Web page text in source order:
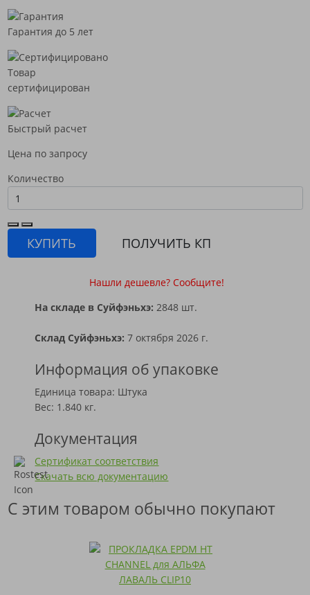
Гарантия до 5 лет
Товар
сертифицирован
Быстрый расчет
Цена по запросу
Количество
КУПИТЬ ПОЛУЧИТЬ КП
Нашли дешевле? Сообщите!
На складе в Суйфэньхэ: 2848 шт.
Склад Суйфэньхэ: 7 октября 2026 г.
Информация об упаковке
Единица товара: Штука
Вес: 1.840 кг.
Документация
Сертификат соответствия
Скачать всю документацию
С этим товаром обычно покупают